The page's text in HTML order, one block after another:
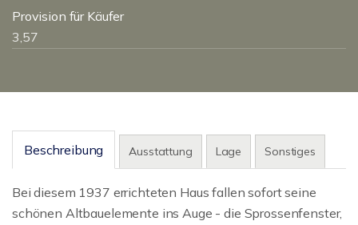
Provision für Käufer
3,57
Beschreibung Ausstattung Lage Sonstiges
Bei diesem 1937 errichteten Haus fallen sofort seine
schönen Altbauelemente ins Auge - die Sprossenfenster,